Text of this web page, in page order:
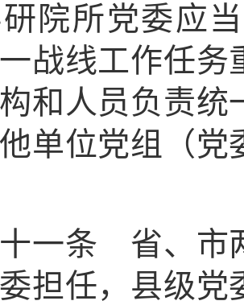
院所党委应
战线工作任务
和人员负责
单位党组（
条 省、市两
担任，县级